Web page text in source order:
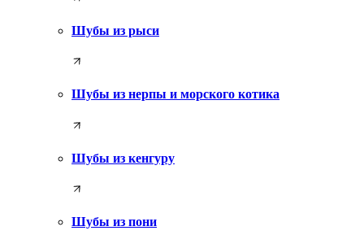
Шубы из рыси
Шубы из нерпы и морского котика
Шубы из кенгуру
Шубы из пони